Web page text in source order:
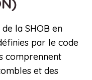
la SHOB en
par le code
comprennent
et des